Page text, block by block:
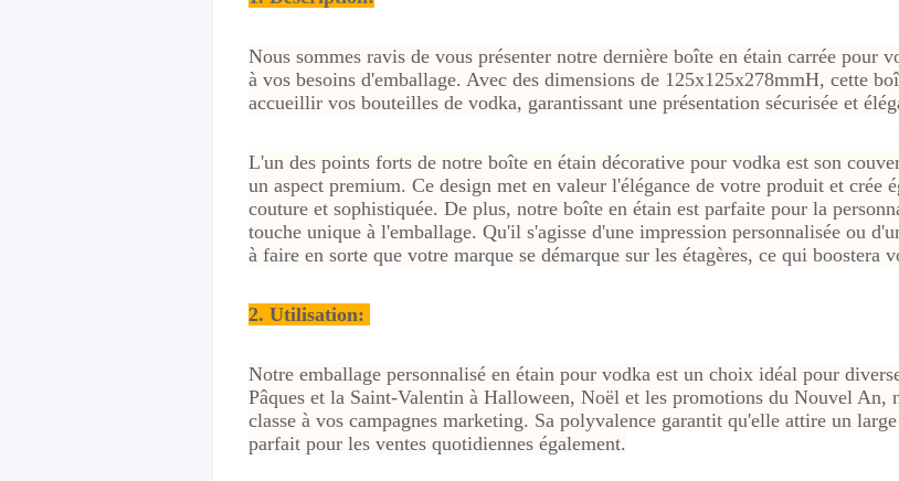
Nous sommes ravis de vous présenter notre dernière boîte en étain carrée pour
à vos besoins d'emballage. Avec des dimensions de 125x125x278mmH, cette
accueillir vos bouteilles de vodka, garantissant une présentation sécurisée et
L'un des points forts de notre boîte en étain décorative pour vodka est son
un aspect premium. Ce design met en valeur l'élégance de votre produit et crée
couture et sophistiquée. De plus, notre boîte en étain est parfaite pour la
touche unique à l'emballage. Qu'il s'agisse d'une impression personnalisée ou
à faire en sorte que votre marque se démarque sur les étagères, ce qui boostera
2. Utilisation:
Notre emballage personnalisé en étain pour vodka est un choix idéal pour
Pâques et la Saint-Valentin à Halloween, Noël et les promotions du Nouvel An,
classe à vos campagnes marketing. Sa polyvalence garantit qu'elle attire un
parfait pour les ventes quotidiennes également.